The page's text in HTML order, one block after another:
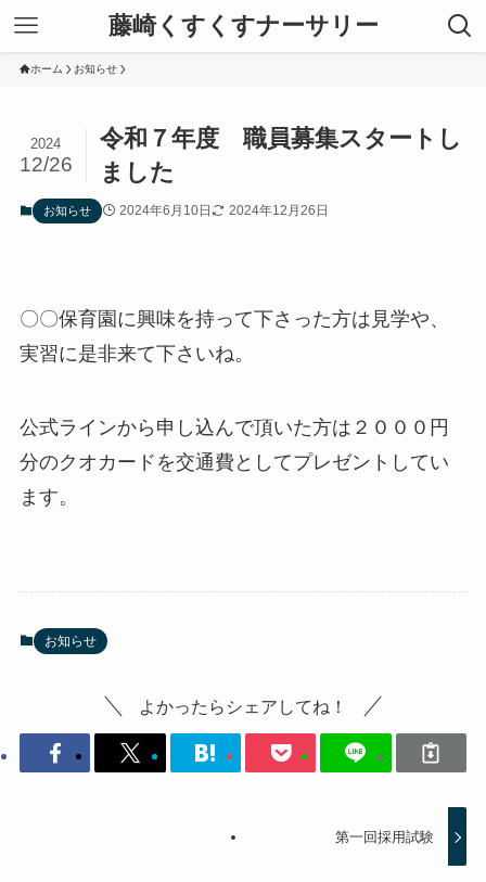
藤崎くすくすナーサリー
ホーム お知らせ
令和７年度 職員募集スタートし
ました
2024
12/26
お知らせ 2024年6月10日 2024年12月26日
〇〇保育園に興味を持って下さった方は見学や、
実習に是非来て下さいね。
公式ラインから申し込んで頂いた方は２０００円
分のクオカードを交通費としてプレゼントしてい
ます。
お知らせ
よかったらシェアしてね！
第一回採用試験